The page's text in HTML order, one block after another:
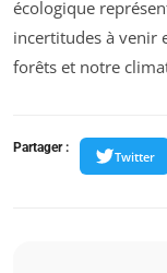
écologique
incertitudes à venir
forêts et notre
Partager :
Twitter